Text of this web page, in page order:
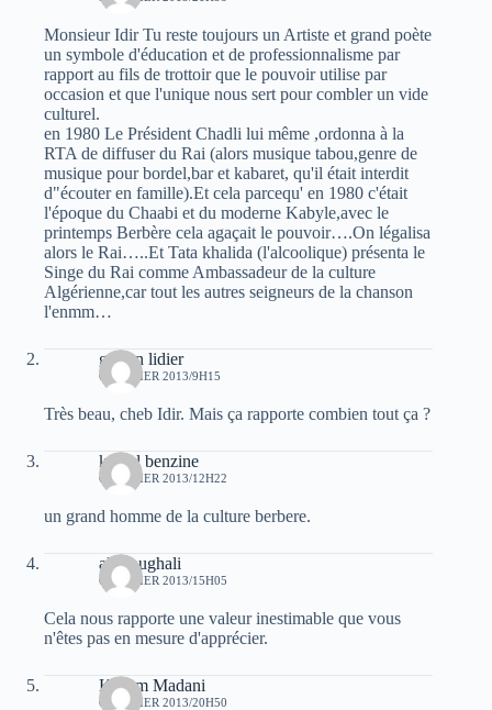
Monsieur Idir Tu reste toujours un Artiste et grand poète
un symbole d'éducation et de professionnalisme par
rapport au fils de trottoir que le pouvoir utilise par
occasion et que l'unique nous sert pour combler un vide
culturel.
en 1980 Le Président Chadli lui même ,ordonna à la
RTA de diffuser du Rai (alors musique tabou,genre de
musique pour bordel,bar et kabaret, qu'il était interdit
d"écouter en famille).Et cela parcequ' en 1980 c'était
l'époque du Chaabi et du moderne Kabyle,avec le
printemps Berbère cela agaçait le pouvoir….On légalisa
alors le Rai…..Et Tata khalida (l'alcoolique) présenta le
Singe du Rai comme Ambassadeur de la culture
Algérienne,car tout les autres seigneurs de la chanson
l'enmm…
gaston lidier
6 FÉVRIER 2013/9H15
Très beau, cheb Idir. Mais ça rapporte combien tout ça ?
kamel benzine
6 FÉVRIER 2013/12H22
un grand homme de la culture berbere.
ali Foughali
6 FÉVRIER 2013/15H05
Cela nous rapporte une valeur inestimable que vous
n'êtes pas en mesure d'apprécier.
Kacem Madani
6 FÉVRIER 2013/20H50